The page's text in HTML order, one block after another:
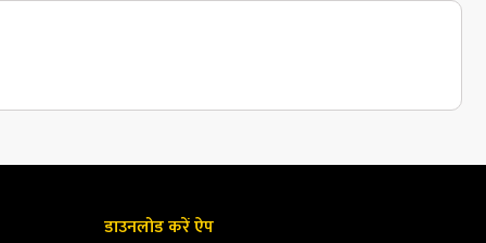
डाउनलोड करें ऐप